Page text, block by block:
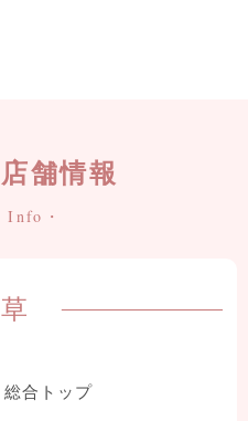
舗情報
Info・
合トップ